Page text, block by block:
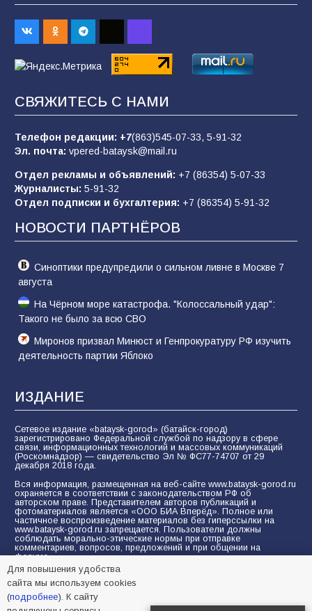
В Батайске продолжаются дорожные работы
98 04.08.2026
пропагандистский вброс
«Слухами Москву не возьмёшь»: почему
заявления Киева о мобилизации — это
отчаяние, а не разведка
81 02.08.2026
СВЯЖИТЕСЬ С НАМИ
Телефон редакции: +7(863)545-07-33, 5-91-32
Эл. почта: vpered-bataysk@mail.ru
Отдел рекламы и объявлений: +7 (86354) 5-07-33
Журналисты: 5-91-32
Отдел подписки и бухгалтерия: +7 (86354) 5-91-32
НОВОСТИ ПАРТНЁРОВ
Синоптики предупредили о сильном ливне в Москве 7
августа
На Чёрном море катастрофа. "Колоссальный удар":
Такого не было за всю СВО
Миронов призвал Минюст и Генпрокуратуру РФ изучить
деятельность партии Яблоко
ИЗДАНИЕ
Сетевое издание «bataysk-gorod» (батайск-город)
зарегистрировано Федеральной службой по надзору в сфере
связи, информационных технологий и массовых коммуникаций
(Роскомнадзор) — свидетельство Эл № ФС77-74707 от 29
декабря 2018 года.
Вся информация, размещенная на веб-сайте www.bataysk-gorod.ru
охраняется в соответствии с законодательством РФ об
авторском праве. Представителем авторов публикаций и
фотоматериалов является «ООО БИА Вперёд». Полное или
частичное воспроизведение материалов без гиперссылки на
www.bataysk-gorod.ru запрещается. Пользователи должны
соблюдать морально-этические нормы при отправке
комментариев, вопросов, предложений и при общении на
форуме.
Политика конфиденциальности и защиты информации
Согласие на обработку персональных данных с помощью
сервисов Yandex.Metrika, LiveInternet, top.mail.ru
Для повышения удобства
сайта мы используем cookies
(подробнее). К сайту